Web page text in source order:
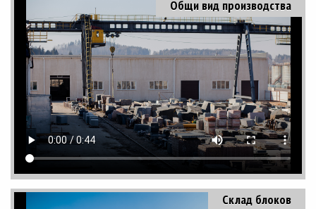
Общи вид производства
Склад блоков